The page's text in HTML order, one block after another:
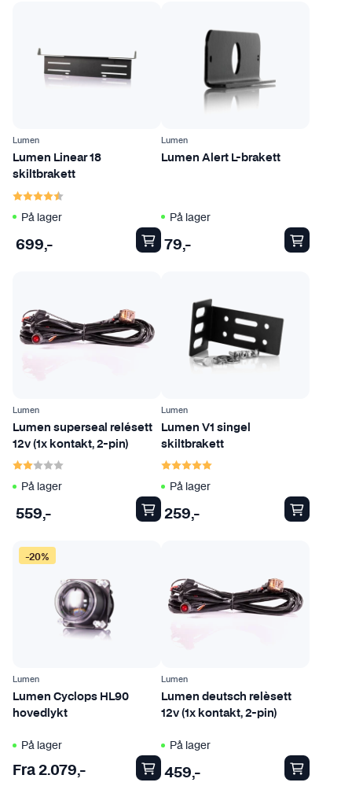
Lumen
Lumen Linear 18
skiltbrakett
Karakter:
På lager
699,-
Lumen
Lumen Alert L-brakett
På lager
79,-
Lumen
Lumen superseal relésett
12v (1x kontakt, 2-pin)
Karakter:
På lager
559,-
Lumen
Lumen V1 singel
skiltbrakett
Karakter:
På lager
259,-
-20%
Lumen
Lumen Cyclops HL90
hovedlykt
På lager
Fra 2.079,-
D
o
d
u
e
Lumen
Lumen deutsch relèsett
12v (1x kontakt, 2-pin)
På lager
459,-